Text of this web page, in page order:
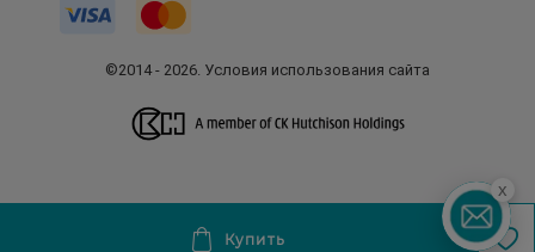
©2014 - 2026. Условия использования сайта
x